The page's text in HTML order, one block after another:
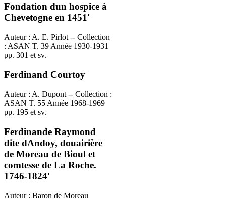
Fondation dun hospice à
Chevetogne en 1451'
Auteur : A. E. Pirlot -- Collection
: ASAN T. 39 Année 1930-1931
pp. 301 et sv.
Ferdinand Courtoy
Auteur : A. Dupont -- Collection :
ASAN T. 55 Année 1968-1969
pp. 195 et sv.
Ferdinande Raymond
dite dAndoy, douairière
de Moreau de Bioul et
comtesse de La Roche.
1746-1824'
Auteur : Baron de Moreau